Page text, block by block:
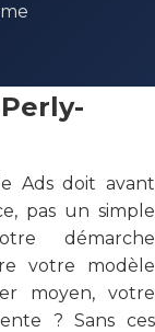
Ads doit avant
pas un simple
démarche
votre modèle
moyen, votre
? Sans ces